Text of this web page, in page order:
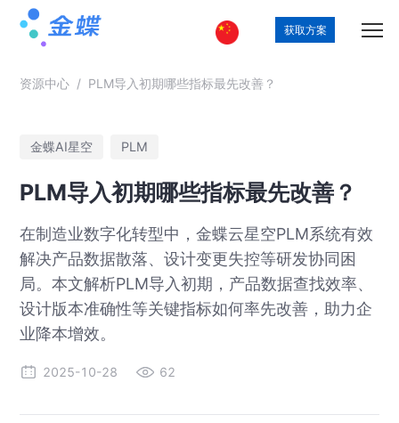
获取方案
资源中心 / PLM导入初期哪些指标最先改善？
金蝶AI星空 PLM
PLM导入初期哪些指标最先改善？
在制造业数字化转型中，金蝶云星空PLM系统有效
解决产品数据散落、设计变更失控等研发协同困
局。本文解析PLM导入初期，产品数据查找效率、
设计版本准确性等关键指标如何率先改善，助力企
业降本增效。
2025-10-28 62